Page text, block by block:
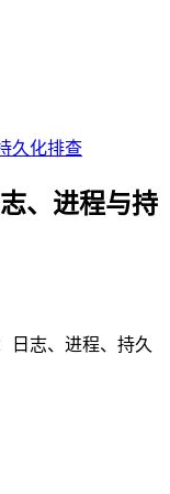
久化排查
、进程与持
日志、进程、持久